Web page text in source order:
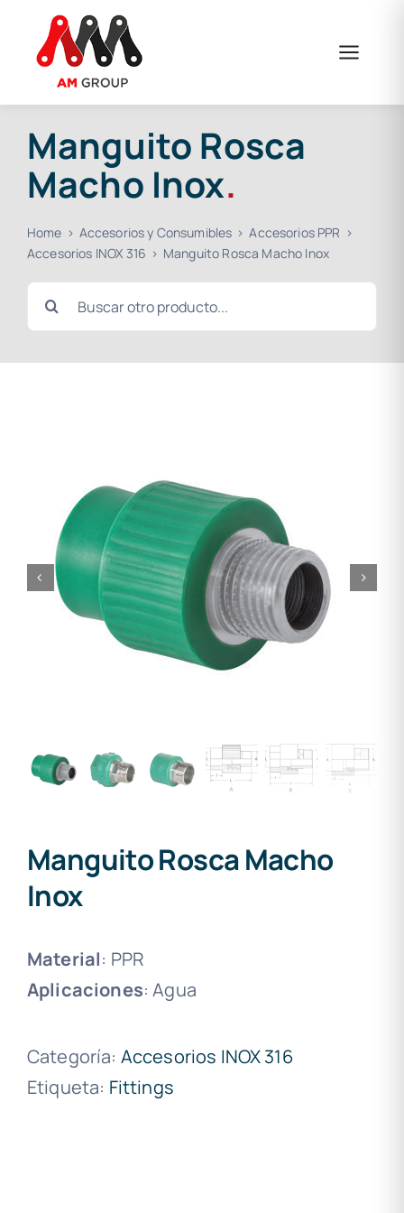
contenido
Manguito Rosca
Macho Inox.
Home Accesorios y Consumibles
Accesorios PPR
Accesorios INOX 316
Manguito Rosca Macho Inox
Buscar:
Manguito Rosca Macho
Inox
Material: PPR
Aplicaciones: Agua
Categoría: Accesorios INOX 316
Etiqueta: Fittings